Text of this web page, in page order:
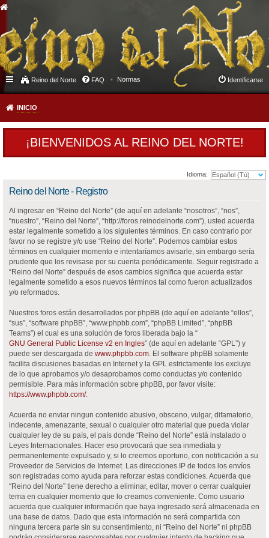
Reino del Norte FAQ Normas Identificarse
INICIO
¡BIENVENIDOS AL REINO DEL NORTE!
Idioma:
Reino del Norte - Registro
Al ingresar en “Reino del Norte” (de aquí en adelante “nosotros”, “nos”,
“nuestro”, “Reino del Norte”, “http://foros.reinodelnorte.com”), usted acuerda
estar legalmente sometido a los siguientes términos. En caso contrario por
favor no se registre y/o use “Reino del Norte”. Podemos cambiar estos
términos en cualquier momento e intentaríamos avisarle, sin embargo sería
prudente que los revisase por su cuenta periódicamente. Seguir registrado a
“Reino del Norte” después de esos cambios significa que acuerda estar
legalmente sometido a esos nuevos términos tal como fueron actualizados
y/o reformados.
Nuestros foros están desarrollados por phpBB (de aquí en adelante “ellos”,
“sus”, “software phpBB”, “www.phpbb.com”, “phpBB Limited”, “phpBB
Teams”) el cual es una solución de foros liberada bajo la “
GNU General Public License v2 en Ingles” (de aquí en adelante “GPL”) y
puede ser descargada de www.phpbb.com. El software phpBB solamente
facilita discusiones basadas en Internet y la GPL estrictamente los excluye
de lo que aprobamos y/o desaprobamos como conductas y/o contenido
permisible. Para más información sobre phpBB, por favor visite:
https://www.phpbb.com/.
Acuerda no enviar ningun contenido abusivo, obsceno, vulgar, difamatorio,
indecente, amenazante, sexual o cualquier otro material que pueda violar
cualquier ley de su país, el país donde “Reino del Norte” está instalado o
Leyes Internacionales. Hacer eso provocará que sea inmediata y
permanentemente expulsado y, si lo creemos oportuno, con notificación a su
Proveedor de Servicios de Internet. Las direcciones IP de todos los envíos
son registradas como ayuda para reforzar estas condiciones. Acuerda que
“Reino del Norte” tiene derecho a eliminar, editar, mover o cerrar cualquier
tema en cualquier momento que lo creamos conveniente. Como usuario
acuerda que cualquier información que haya ingresado será almacenada en
una base de datos. Dado que esta información no será compartida con
ninguna tercera parte sin su consentimiento, ni “Reino del Norte” ni phpBB